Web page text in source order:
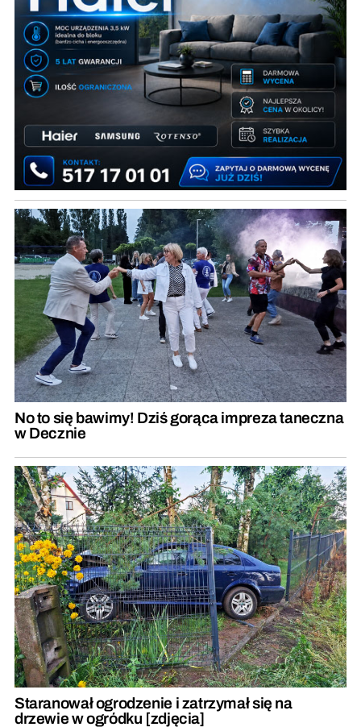
No to się bawimy! Dziś gorąca impreza taneczna
w Decznie
Staranował ogrodzenie i zatrzymał się na
drzewie w ogródku [zdjęcia]